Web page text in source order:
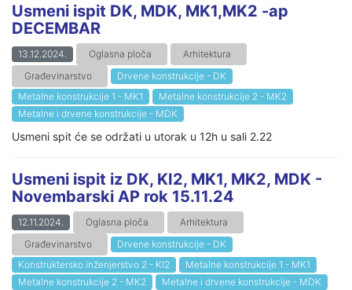
Usmeni ispit DK, MDK, MK1,MK2 -ap
DECEMBAR
13.12.2024. Oglasna ploča
Arhitektura
Građevinarstvo
Drvene konstrukcije - DK
Metalne konstrukcije 1 - MK1
Metalne konstrukcije 2 - MK2
Metalne i drvene konstrukcije - MDK
Usmeni spit će se održati u utorak u 12h u sali 2.22
Usmeni ispit iz DK, KI2, MK1, MK2, MDK -
Novembarski AP rok 15.11.24
12.11.2024. Oglasna ploča
Arhitektura
Građevinarstvo
Drvene konstrukcije - DK
Konstruktersko inženjerstvo 2 - KI2
Metalne konstrukcije 1 - MK1
Metalne konstrukcije 2 - MK2
Metalne i drvene konstrukcije - MDK